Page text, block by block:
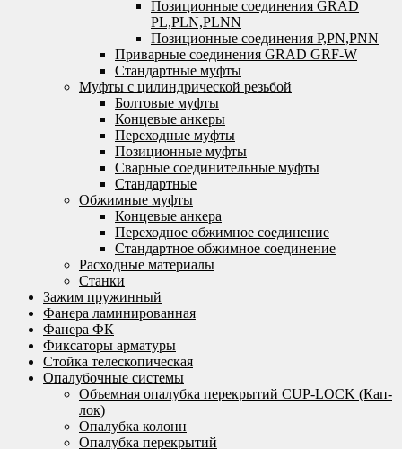
Позиционные соединения GRAD
PL,PLN,PLNN
Позиционные соединения P,PN,PNN
Приварные соединения GRAD GRF-W
Стандартные муфты
Муфты с цилиндрической резьбой
Болтовые муфты
Концевые анкеры
Переходные муфты
Позиционные муфты
Сварные соединительные муфты
Стандартные
Обжимные муфты
Концевые анкера
Переходное обжимное соединение
Стандартное обжимное соединение
Расходные материалы
Станки
Зажим пружинный
Фанера ламинированная
Фанера ФК
Фиксаторы арматуры
Стойка телескопическая
Опалубочные системы
Объемная опалубка перекрытий CUP-LOCK (Кап-
лок)
Опалубка колонн
Опалубка перекрытий